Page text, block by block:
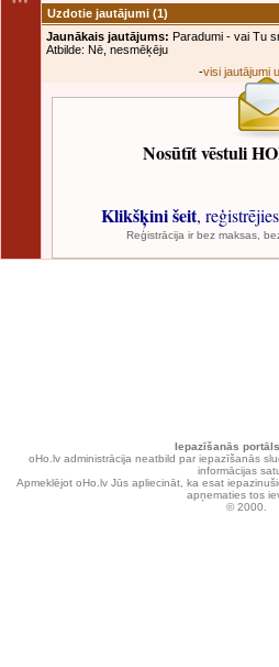
Uzdotie jautājumi (1)
Jaunākais jautājums: Paradumi - vai Tu
Atbilde: Nē, nesmēķēju
-visi jautājumi
Nosūtīt vēstuli
Klikšķini šeit,
Reģistrācija ir bez maksas,
Iepazīšanās
oHo.lv administrācija neatbild par iepazīšanās
informācijas
Apmeklējot oHo.lv Jūs apliecināt, ka esat
apņematies tos
© 2000.